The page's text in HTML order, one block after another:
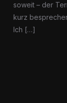
soweit – der
kurz
Ich […]